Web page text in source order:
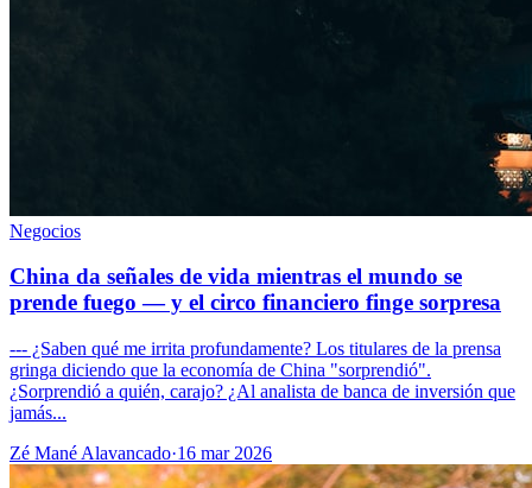
Negocios
China da señales de vida mientras el mundo se
prende fuego — y el circo financiero finge sorpresa
--- ¿Saben qué me irrita profundamente? Los titulares de la prensa
gringa diciendo que la economía de China "sorprendió".
¿Sorprendió a quién, carajo? ¿Al analista de banca de inversión que
jamás...
Zé Mané Alavancado·16 mar 2026